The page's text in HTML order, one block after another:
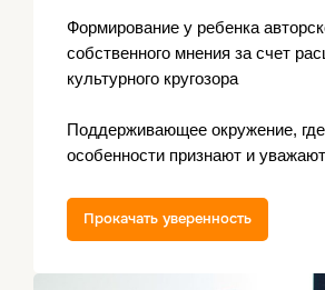
Формирование у ребенка
собственного мнения за счет
культурного кругозора
Поддерживающее окружение, где
особенности признают и уважают
Прокачать уверенность